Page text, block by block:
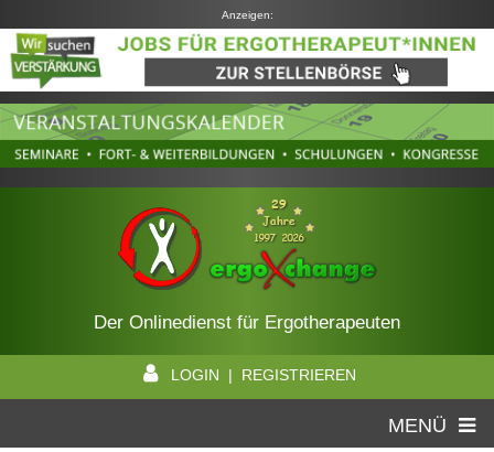
Anzeigen:
Der Onlinedienst für Ergotherapeuten
LOGIN | REGISTRIEREN
MENÜ